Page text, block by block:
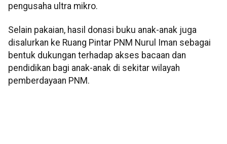
pengusaha ultra mikro.
Selain pakaian, hasil donasi buku anak-anak juga
disalurkan ke Ruang Pintar PNM Nurul Iman sebagai
bentuk dukungan terhadap akses bacaan dan
pendidikan bagi anak-anak di sekitar wilayah
pemberdayaan PNM.